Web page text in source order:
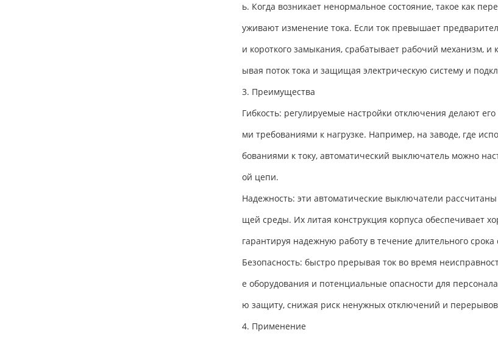
ь. Когда возникает ненормальное состояние, такое как
уживают изменение тока. Если ток превышает
и короткого замыкания, срабатывает рабочий механизм,
ывая поток тока и защищая электрическую систему и
3. Преимущества
Гибкость: регулируемые настройки отключения делают
ми требованиями к нагрузке. Например, на заводе, где
бованиями к току, автоматический выключатель можно
ой цепи.
Надежность: эти автоматические выключатели
щей среды. Их литая конструкция корпуса обеспечивает
гарантируя надежную работу в течение длительного срока
Безопасность: быстро прерывая ток во время
е оборудования и потенциальные опасности для
ю защиту, снижая риск ненужных отключений и
4. Применение